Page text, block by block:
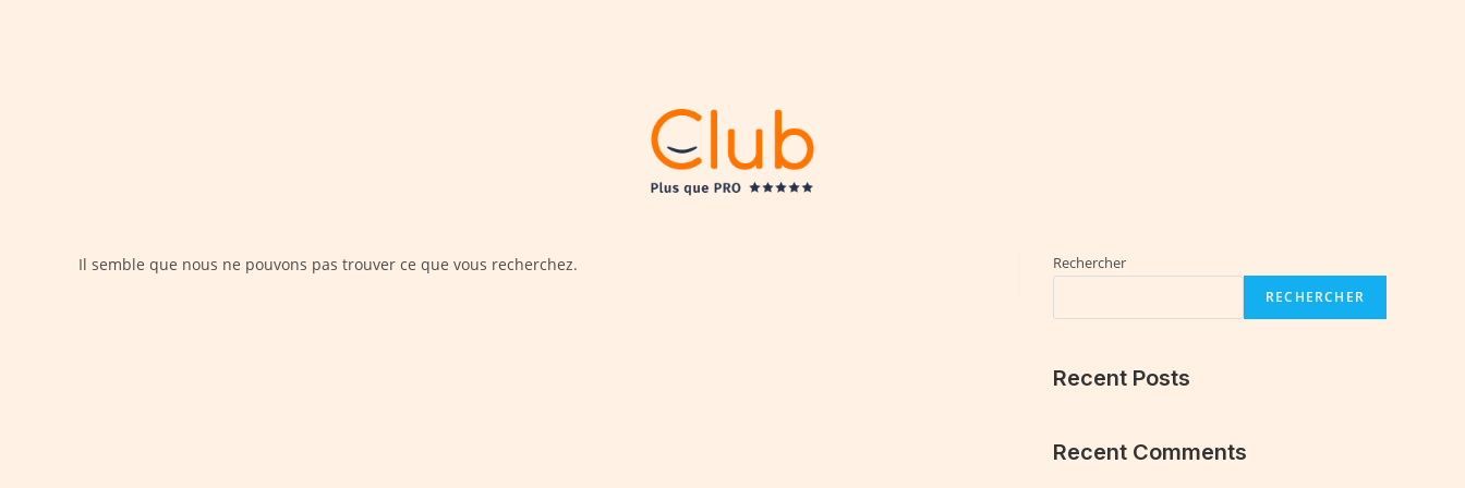
Il semble que nous ne pouvons pas trouver ce que vous recherchez. Rechercher
RECHERCHER
Recent Posts
Recent Comments